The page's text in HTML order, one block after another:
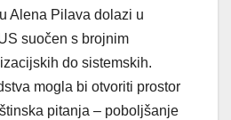
Alena Pilava dolazi u
suočen s brojnim
do sistemskih.
mogla bi otvoriti prostor
pitanja – poboljšanje